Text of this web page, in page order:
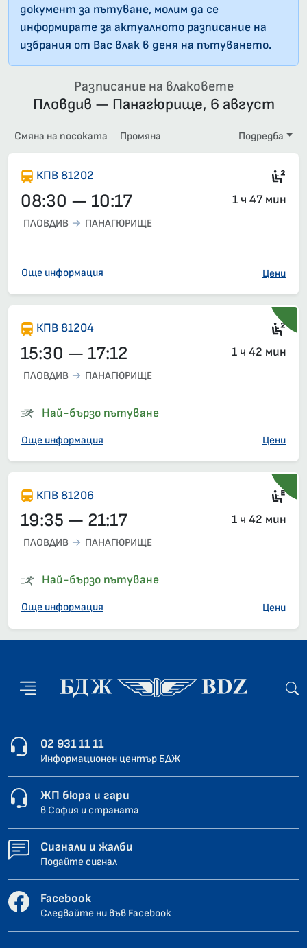
документ за пътуване, молим да се
информирате за актуалното разписание на
избрания от Вас влак в деня на пътуването.
Разписание на влаковете
Пловдив — Панагюрище, 6 август
Смяна на посоката Промяна Подредба
КПВ 81202
08:30 — 10:17 1 ч 47 мин
ПЛОВДИВ ПАНАГЮРИЩЕ
Още информация Цени
КПВ 81204
15:30 — 17:12 1 ч 42 мин
ПЛОВДИВ ПАНАГЮРИЩЕ
Най-бързо пътуване
Още информация Цени
КПВ 81206
19:35 — 21:17 1 ч 42 мин
ПЛОВДИВ ПАНАГЮРИЩЕ
Най-бързо пътуване
Още информация Цени
02 931 11 11
Информационен център БДЖ
ЖП бюра и гари
в София и страната
Сигнали и жалби
Подайте сигнал
Facebook
Следвайте ни във Facebook